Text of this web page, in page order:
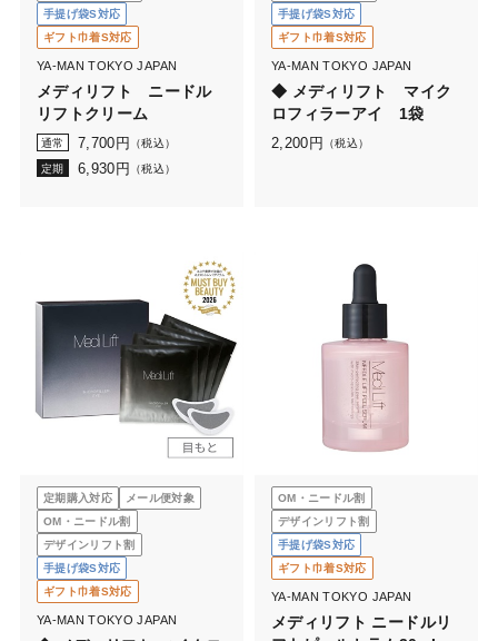
手提げ袋S対応
ギフト巾着S対応
YA-MAN TOKYO JAPAN
メディリフト ニードル
リフトクリーム
通常 7,700 円 （税込）
定期 6,930 円 （税込）
手提げ袋S対応
ギフト巾着S対応
YA-MAN TOKYO JAPAN
◆ メディリフト マイク
ロフィラーアイ 1袋
2,200 円 （税込）
定期購入対応
メール便対象
OM・ニードル割
デザインリフト割
手提げ袋S対応
ギフト巾着S対応
YA-MAN TOKYO JAPAN
OM・ニードル割
デザインリフト割
手提げ袋S対応
ギフト巾着S対応
YA-MAN TOKYO JAPAN
メディリフト ニードルリ